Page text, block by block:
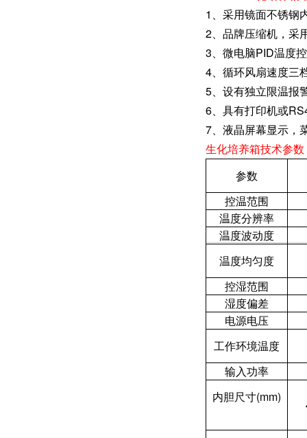
1、采用镜面不锈钢
2、品牌压缩机，采
3、微电脑PID温度
4、循环风扇速度三
5、设有独立限温报
6、具有打印机或
7、液晶屏幕显示，
生化培养箱技术参数
参数
控温范围
温度分辨率
温度波动度
温度均匀度
控湿范围
湿度偏差
电源电压
工作环境温度
输入功率
内胆尺寸(mm)